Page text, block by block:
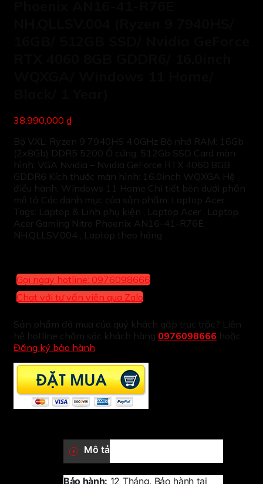
38,990,000 ₫
Bộ VXL: Ryzen 9 7940HS 4.0GHz Bộ nhớ RAM: 16Gb
(2x8Gb) DDR5 5200 Ổ cứng: 512Gb SSD Card màn
hình: VGA Nvidia – Nvidia GeForce RTX 4060 8GB
GDDR6 Kích thước màn hình: 16.0inch WQXGA Hệ
điều hành: Windows 11 Home Chi tiết bên dưới phần
mô tả Các danh mục của sản phẩm: Laptop Acer
Tags: Laptop & Linh phụ kiện , Laptop Acer , Laptop
Acer Gaming Nitro Phoenix AN16-41-R76E
NH.QLLSV.004 , Laptop theo hãng
Gọi ngay hotline: 0976098666
Chat với tư vấn viên qua Zalo
Sản phẩm đã mua của quý khách gặp trục trặc? Liên
hệ hotline chăm sóc khách hàng 0976098666 hoặc
Đăng ký bảo hành
Mô tả
Bảo hành: 12 Tháng. Bảo hành tại